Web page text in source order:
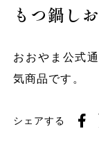
もつ鍋し
おおやま公式
気商品です。
シェアする